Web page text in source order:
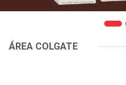
ÁREA COLGATE